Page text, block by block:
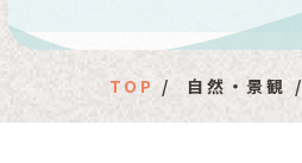
TOP 自然・景観